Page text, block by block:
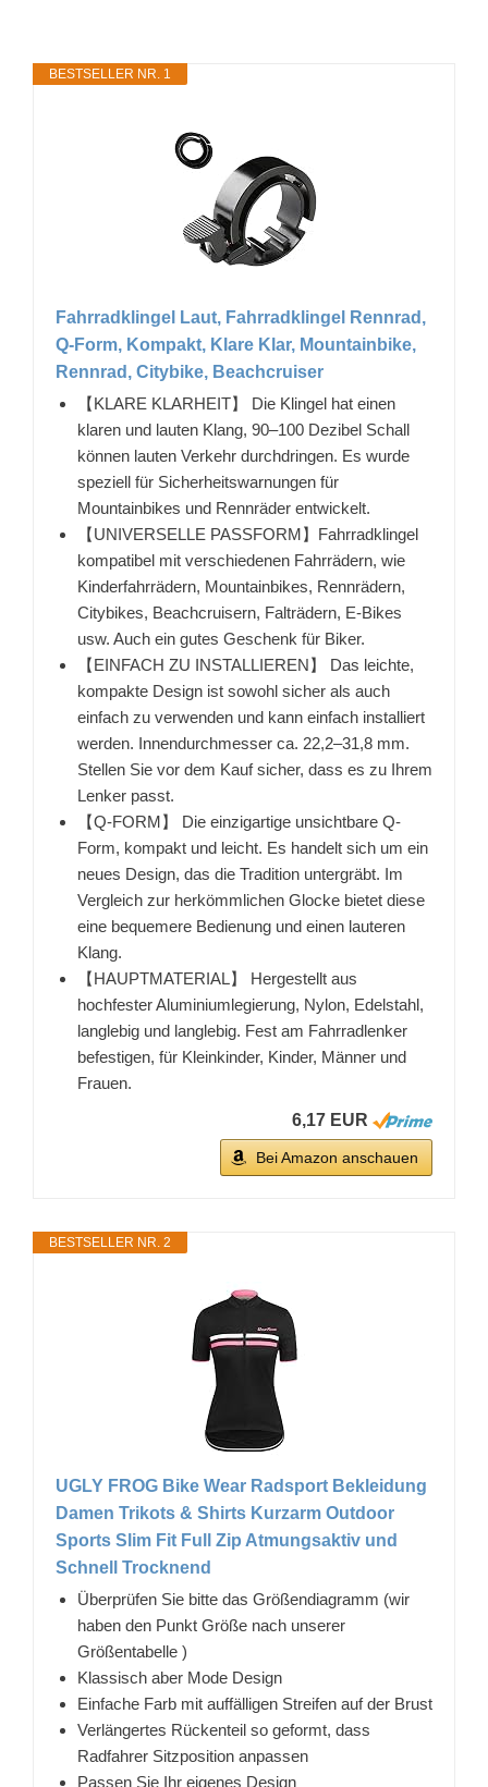
BESTSELLER NR. 1
Fahrradklingel Laut, Fahrradklingel Rennrad,
Q-Form, Kompakt, Klare Klar, Mountainbike,
Rennrad, Citybike, Beachcruiser
【KLARE KLARHEIT】 Die Klingel hat einen
klaren und lauten Klang, 90–100 Dezibel Schall
können lauten Verkehr durchdringen. Es wurde
speziell für Sicherheitswarnungen für
Mountainbikes und Rennräder entwickelt.
【UNIVERSELLE PASSFORM】Fahrradklingel
kompatibel mit verschiedenen Fahrrädern, wie
Kinderfahrrädern, Mountainbikes, Rennrädern,
Citybikes, Beachcruisern, Falträdern, E-Bikes
usw. Auch ein gutes Geschenk für Biker.
【EINFACH ZU INSTALLIEREN】 Das leichte,
kompakte Design ist sowohl sicher als auch
einfach zu verwenden und kann einfach installiert
werden. Innendurchmesser ca. 22,2–31,8 mm.
Stellen Sie vor dem Kauf sicher, dass es zu Ihrem
Lenker passt.
【Q-FORM】 Die einzigartige unsichtbare Q-
Form, kompakt und leicht. Es handelt sich um ein
neues Design, das die Tradition untergräbt. Im
Vergleich zur herkömmlichen Glocke bietet diese
eine bequemere Bedienung und einen lauteren
Klang.
【HAUPTMATERIAL】 Hergestellt aus
hochfester Aluminiumlegierung, Nylon, Edelstahl,
langlebig und langlebig. Fest am Fahrradlenker
befestigen, für Kleinkinder, Kinder, Männer und
Frauen.
6,17 EUR
Bei Amazon anschauen
BESTSELLER NR. 2
UGLY FROG Bike Wear Radsport Bekleidung
Damen Trikots & Shirts Kurzarm Outdoor
Sports Slim Fit Full Zip Atmungsaktiv und
Schnell Trocknend
Überprüfen Sie bitte das Größendiagramm (wir
haben den Punkt Größe nach unserer
Größentabelle )
Klassisch aber Mode Design
Einfache Farb mit auffälligen Streifen auf der Brust
Verlängertes Rückenteil so geformt, dass
Radfahrer Sitzposition anpassen
Passen Sie Ihr eigenes Design